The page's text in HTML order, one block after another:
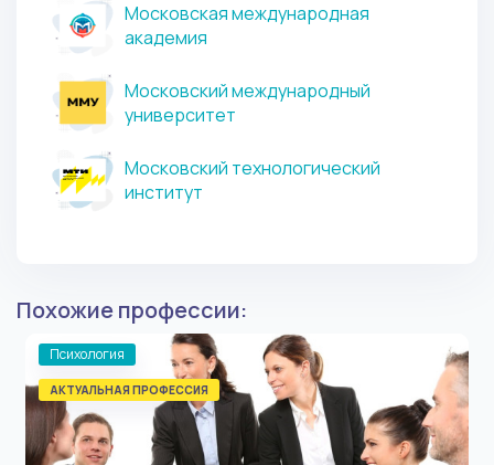
Московская международная
академия
Московский международный
университет
Московский технологический
институт
Похожие профессии:
Психология
АКТУАЛЬНАЯ ПРОФЕССИЯ